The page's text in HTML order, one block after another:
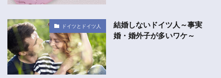
ドイツとドイツ人
結婚しないドイツ人～事実
婚・婚外子が多いワケ～